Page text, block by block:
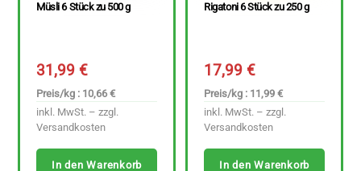
Müsli 6 Stück zu 500 g
31,99€
Preis/kg : 10,66 €
inkl. MwSt. – zzgl.
Versandkosten
In den Warenkorb
Rigatoni 6 Stück zu 250 g
17,99€
Preis/kg : 11,99 €
inkl. MwSt. – zzgl.
Versandkosten
In den Warenkorb